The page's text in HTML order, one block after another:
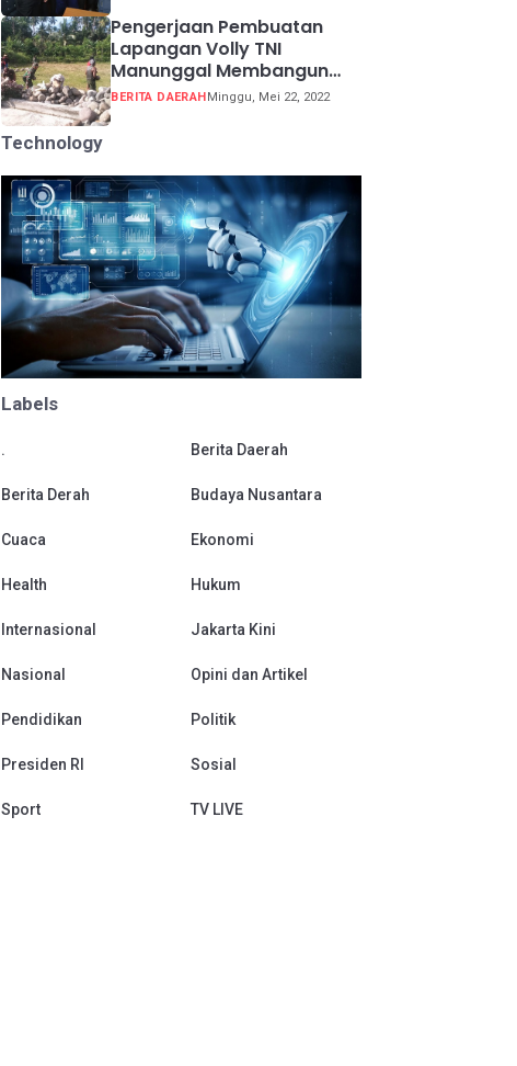
Pengerjaan Pembuatan
Lapangan Volly TNI
Manunggal Membangun
Desa (TMMD) ke 113
BERITA DAERAHMinggu, Mei 22, 2022
Technology
Labels
. Berita Daerah
Berita Derah Budaya Nusantara
Cuaca Ekonomi
Health Hukum
Internasional Jakarta Kini
Nasional Opini dan Artikel
Pendidikan Politik
Presiden RI Sosial
Sport TV LIVE